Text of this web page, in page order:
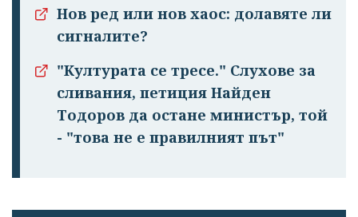
Нов ред или нов хаос: долавяте ли
сигналите?
"Културата се тресе." Слухове за
сливания, петиция Найден
Тодоров да остане министър, той
- "това не е правилният път"